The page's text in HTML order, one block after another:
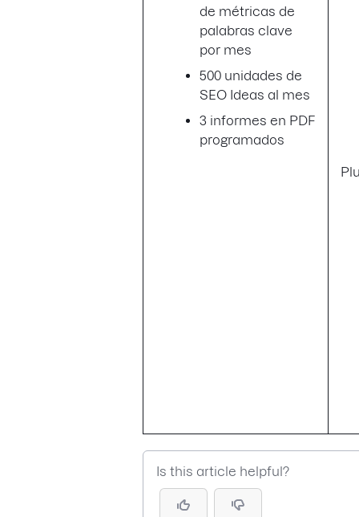
de métricas de
palabras clave
por mes
500 unidades de
SEO Ideas al mes
3 informes en PDF
programados
Is this article helpful?